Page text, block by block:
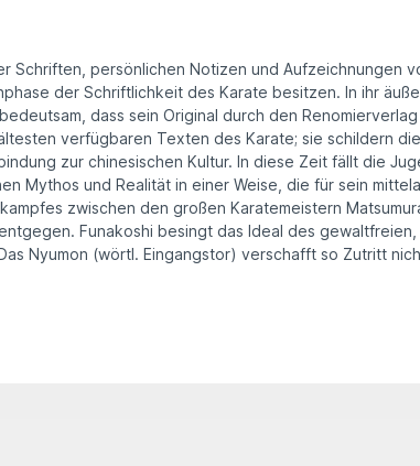
Schriften, persönlichen Notizen und
der Schriftlichkeit des Karate besitzen. In ihr
dass sein Original durch den
verfügbaren Texten des Karate; sie schildern
zur chinesischen Kultur. In diese Zeit fällt die
Mythos und Realität in einer Weise, die für sein
zwischen den großen Karatemeistern
Funakoshi besingt das Ideal des
Nyumon (wörtl. Eingangstor) verschafft so Zutritt